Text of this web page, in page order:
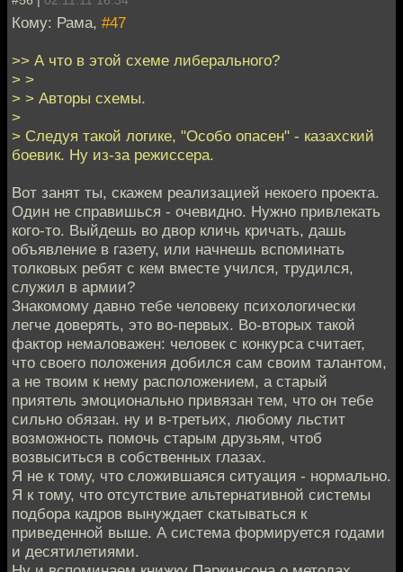
Кому: Рама, #47
>> А что в этой схеме либерального?
> >
> > Авторы схемы.
>
> Следуя такой логике, "Особо опасен" - казахский
боевик. Ну из-за режиссера.
Вот занят ты, скажем реализацией некоего проекта.
Один не справишься - очевидно. Нужно привлекать
кого-то. Выйдешь во двор кличь кричать, дашь
объявление в газету, или начнешь вспоминать
толковых ребят с кем вместе учился, трудился,
служил в армии?
Знакомому давно тебе человеку психологически
легче доверять, это во-первых. Во-вторых такой
фактор немаловажен: человек с конкурса считает,
что своего положения добился сам своим талантом,
а не твоим к нему расположением, а старый
приятель эмоционально привязан тем, что он тебе
сильно обязан. ну и в-третьих, любому льстит
возможность помочь старым друзьям, чтоб
возвыситься в собственных глазах.
Я не к тому, что сложившаяся ситуация - нормально.
Я к тому, что отсутствие альтернативной системы
подбора кадров вынуждает скатываться к
приведенной выше. А система формируется годами
и десятилетиями.